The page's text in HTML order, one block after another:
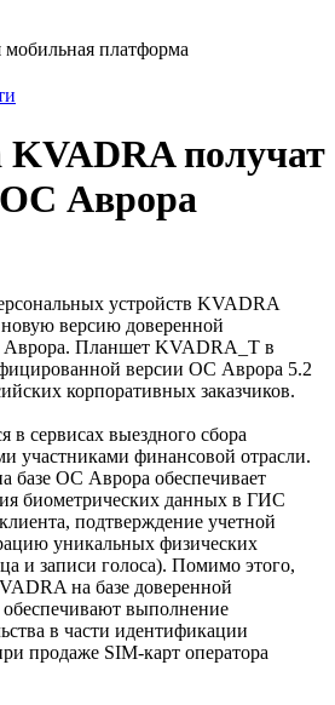
платформа
KVADRA получат
Аврора
устройств KVADRA
версию доверенной
Аврора. Планшет KVADRA_T в
версии ОС Аврора 5.2
корпоративных заказчиков.
в сервисах выездного сбора
участниками финансовой отрасли.
ОС Аврора обеспечивает
биометрических данных в ГИС
подтверждение учетной
уникальных физических
и записи голоса). Помимо этого,
на базе доверенной
выполнение
в части идентификации
продаже SIM-карт оператора